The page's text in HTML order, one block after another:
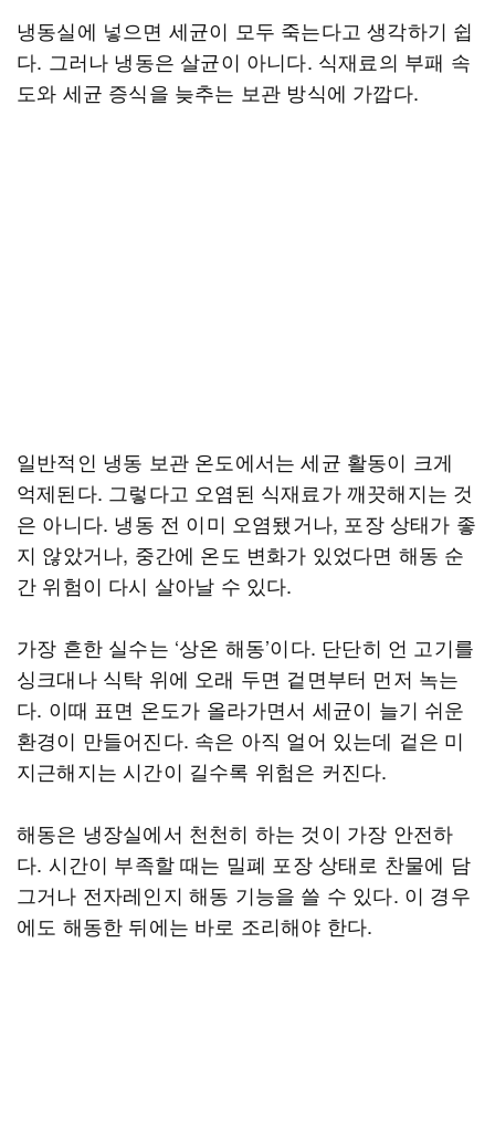
냉동실에 넣으면 세균이 모두 죽는다고 생각하기 쉽
다. 그러나 냉동은 살균이 아니다. 식재료의 부패 속
도와 세균 증식을 늦추는 보관 방식에 가깝다.
일반적인 냉동 보관 온도에서는 세균 활동이 크게
억제된다. 그렇다고 오염된 식재료가 깨끗해지는 것
은 아니다. 냉동 전 이미 오염됐거나, 포장 상태가 좋
지 않았거나, 중간에 온도 변화가 있었다면 해동 순
간 위험이 다시 살아날 수 있다.
가장 흔한 실수는 ‘상온 해동’이다. 단단히 언 고기를
싱크대나 식탁 위에 오래 두면 겉면부터 먼저 녹는
다. 이때 표면 온도가 올라가면서 세균이 늘기 쉬운
환경이 만들어진다. 속은 아직 얼어 있는데 겉은 미
지근해지는 시간이 길수록 위험은 커진다.
해동은 냉장실에서 천천히 하는 것이 가장 안전하
다. 시간이 부족할 때는 밀폐 포장 상태로 찬물에 담
그거나 전자레인지 해동 기능을 쓸 수 있다. 이 경우
에도 해동한 뒤에는 바로 조리해야 한다.